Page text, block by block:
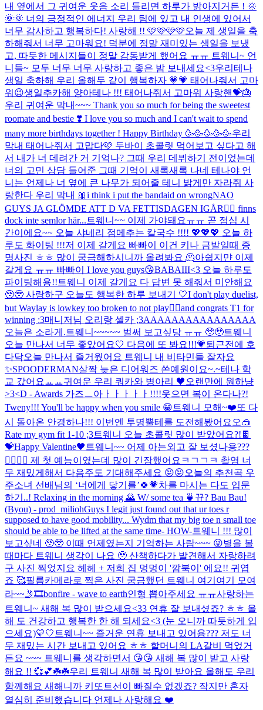
내 옆에서 그 귀여운 웃음 소리 들리면 하루가 밝아지거든 ! 🌞
🌞🌞 너의 긍정적인 에너지 우리 팀에 있고 내 인생에 있어서
너무 감사하고 행복하다! 사랑해 !! 🩷🩷🩷🩷오늘 제 생일을 축
하해줘서 너무 고마워요! 덕분에 정말 재미있는 생일을 보냈
고, 따듯한 메시지들이 정말 감동받게 했어요 ㅠㅠ 트웨니~ 언
니들~ 모두 너무 너무 사랑하고 좋은 밤 보내세요<3우리테나
생일 축하해 우리 올해두 같이 행복하자 💗💗 태어나줘서 고마
워😉생일추카해 양아테나 !!! 태어나줘서 고마워 사랑핸💝🎂
우리 귀여운 막내~~~ Thank you so much for being the sweetest
roomate and bestie ❣️ I love you so much and I can't wait to spend
many more birthdays together ! Happy Birthday 🥳🥳🥳🥳🥳우리
막내 태어나줘서 고맙다🩷 두바이 초콜릿 먹어보고 싶다고 해
서 내가 너 데려간 거 기억나? 그때 우리 데뷔하기 전이었는데
너의 고민 상담 들어준 그때 기억이 새록새록 나네 테나야 언
니는 언제나 너 옆에 큰 나무가 되어줄 테니 밝게만 자라줘 사
랑한다 우리 막내 🎀i think i put the bandaid on wrongNAO
GUYS JA GLÖMDE ATT D VA FETTISDAGEN IGÅR🧍‍♀️ finns
dock inte semlor här... 트웨니~~ 이제 가야돼요ㅠㅠ 곧 점심 시
간이에요~~ 오늘 샤네리 점메추는 칼국수 !!!! 💖💖💖 오늘 하
루도 화이팅 !!!저 이제 갈게요 빠빠이 이건 키나 금발일때 증
명사진 ㅎㅎ 많이 궁금해하시니까 올려봐요 🫠아쉽지먄 이제
갈게요 ㅠㅠ 빠빠이 I love you guys😘BABAIII<3 오늘 하루도
파이팅해용!! 트웨니 이제 갈게요 다 답변 못 해줘서 미안해요
🥹🥹 사랑하구 오늘도 행복한 하루 보내기 🤍I don't play duelist,
but Waylay is lowkey too broken to not play🧍‍♀️and congrats T1 for
winning :3매니저님 오리랑 셀카 ;3AAAAAAAAAAAAAAAA
오늘은 소라게. 트웨니~~~~~ 벌써 보고싶당 ㅠㅠ 🥹🥹트웨니
오늘 만나서 너무 좋았어요🤍 다음에 또 봐요!!!💗퇴근전에 호
다닥오늘 만나서 즐거웠어요 트웨니 내 비타민들 잘자요
✨️SPOODERMAN살짝 늦은 디어워즈 쏜예원이요~.~테나 학
교 갔어요ㅛㅛ귀여운 우리 쿼카와 병아리 🖤 오랜만에 원하냥
>3<D - Awards 가즈ㅡ아ㅏㅏㅏㅏㅏ!!!!웃으면 복이 온다나?!
Tweny!!! You'll be happy when you smile 😁 트웨니 모해~❤️또 다
시 돌아온 안경하나!!! 이번엔 투명뿔테를 도전해봤어요오🥽
Rate my gym fit 1-10 ;3트웨니 오늘 초콜릿 많이 받았어요?!🍫
💝Happy Valentine🖤 트웨니~~ 어제 아는외고 잘 보셨나용???
🤸‍♀️🤸‍♀️ 제 첫 예능이였는데 많이 긴장했어요ㅋㄱㄱㅋ 촬영 너
무 재밌게해서 다음주도 기대해주세요 😝😝오늘의 추천곡 우
주소녀 선배님의 ‘너에게 닿기를’🍀💗차를 마시는 다도 입문
하기..! Relaxing in the morning 🌄 W/ some tea 🍵 뀨? Bau Bau!
(Byou) - prod_miliohGuys I legit just found out that ur toes r
supposed to have good mobility... Wydm that my big toe n small toe
should be able to be lifted at the same time- HOW-트웨니 !!! 많이
보고싶네 🥹🥹 이때 언제였는지 기억하는 사람~~~ 😜별을 볼
때마다 트웨니 생각이 나요 🥹 산책하다가 발견해서 자랑하려
구 사진 찍었지요 헤헤 + 저희 집 멍멍이 '깜북이' 에요!! 귀엽
죠 🥰필름카메라로 찍은 사진 궁금했던 트웨니 여기여기 모여
라~~🤳🎞️bonfire - wave to earth인형 뽑아주세요 ㅠㅠ사랑하는
트웨니~ 새해 복 많이 받으세요<33 연휴 잘 보내셨죠? ㅎㅎ 올
해 도 건강하고 행복한 한 해 되세요<3 (눈 오니까 따듯하게 입
으세요)💛🤍 트웨니~~ 즐거운 연휴 보내고 있어용??? 저도 너
무 재밌는 시간 보내고 있어요 ㅎㅎ 할머니의 LA갈비 먹었거
든요 ~~~ 트웨니를 생각하면서 😘😘 새해 복 많이 받고 사랑
해요 !! 💞💕☘️☘️우리 트웨니 새해 복 많이 받아요 올해도 우리
함께해요 새해니까 키또트선이 빠질수 없겠죠? 작지만 혼자
열심히 준비했습니다 언제나 사랑해요 ❤️